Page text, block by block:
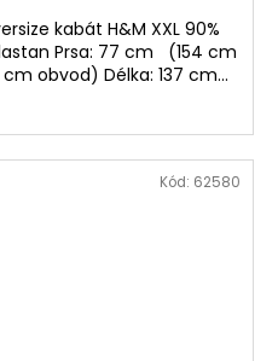
kabát H&M XXL 90%
Prsa: 77 cm (154 cm
obvod) Délka: 137 cm...
Kód: 62580